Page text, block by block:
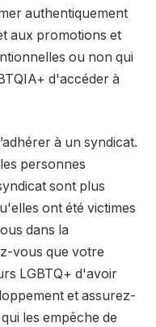
authentiquement
aux promotions et
ou non qui
d'accéder à
à un syndicat.
personnes
sont plus
ont été victimes
dans la
vous que votre
LGBTQ+ d'avoir
et assurez-
les empêche de